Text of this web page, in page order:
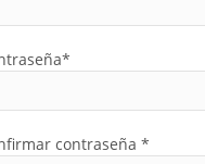
contraseña *